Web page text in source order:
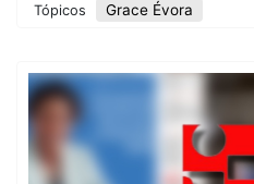
Tópicos Grace Évora